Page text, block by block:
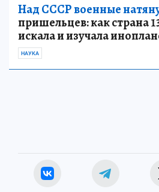
Над СССР военные
пришельцев: как страна
искала и изучала
НАУКА